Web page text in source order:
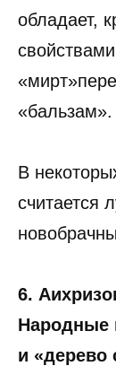
обладает,
«бальзам».
В
считается
6.
Народные
и «дерево